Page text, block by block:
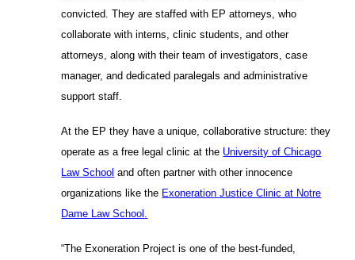
convicted. They are staffed with EP attorneys, who
collaborate with interns, clinic students, and other
attorneys, along with their team of investigators, case
manager, and dedicated paralegals and administrative
support staff.
At the EP they have a unique, collaborative structure: they
operate as a free legal clinic at the University of Chicago
Law School and often partner with other innocence
organizations like the Exoneration Justice Clinic at Notre
Dame Law School .
“The Exoneration Project is one of the best-funded,